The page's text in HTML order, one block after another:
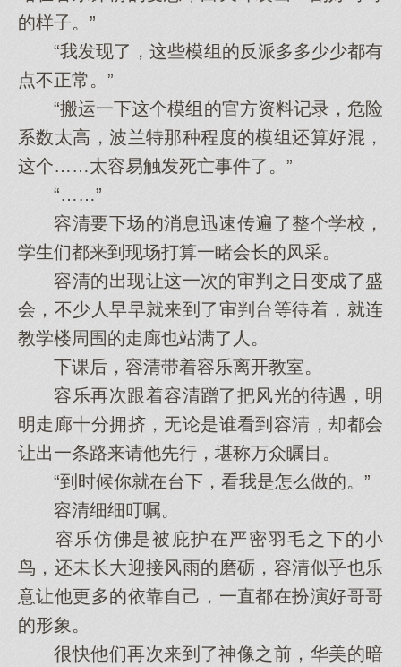
的样子。”
“我发现了，这些模组的反派多多少少都有
点不正常。”
“搬运一下这个模组的官方资料记录，危险
系数太高，波兰特那种程度的模组还算好混，
这个……太容易触发死亡事件了。”
“……”
容清要下场的消息迅速传遍了整个学校，
学生们都来到现场打算一睹会长的风采。
容清的出现让这一次的审判之日变成了盛
会，不少人早早就来到了审判台等待着，就连
教学楼周围的走廊也站满了人。
下课后，容清带着容乐离开教室。
容乐再次跟着容清蹭了把风光的待遇，明
明走廊十分拥挤，无论是谁看到容清，却都会
让出一条路来请他先行，堪称万众瞩目。
“到时候你就在台下，看我是怎么做的。”
容清细细叮嘱。
容乐仿佛是被庇护在严密羽毛之下的小
鸟，还未长大迎接风雨的磨砺，容清似乎也乐
意让他更多的依靠自己，一直都在扮演好哥哥
的形象。
很快他们再次来到了神像之前，华美的暗